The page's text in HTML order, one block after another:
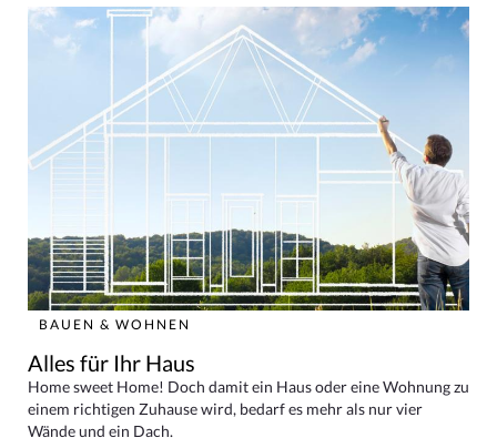
BAUEN & WOHNEN
Alles für Ihr Haus
Home sweet Home! Doch damit ein Haus oder eine Wohnung zu
einem richtigen Zuhause wird, bedarf es mehr als nur vier
Wände und ein Dach.